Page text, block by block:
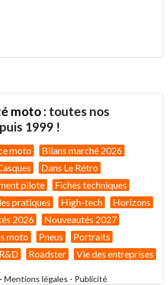
moto : toutes nos
1999 !
moto
Bilans marché 2026
Dans Le Rétro
pilote
Fiches techniques
pratiques High-tech
Horizons
2026
Nouveautés 2027
moto Pneus
Portraits
R&D Roadster Vie des entreprises
- Mentions légales - Publicité